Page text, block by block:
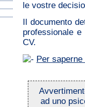
le vostre
Il documento
professionale
CV.
Per saperne
ad uno